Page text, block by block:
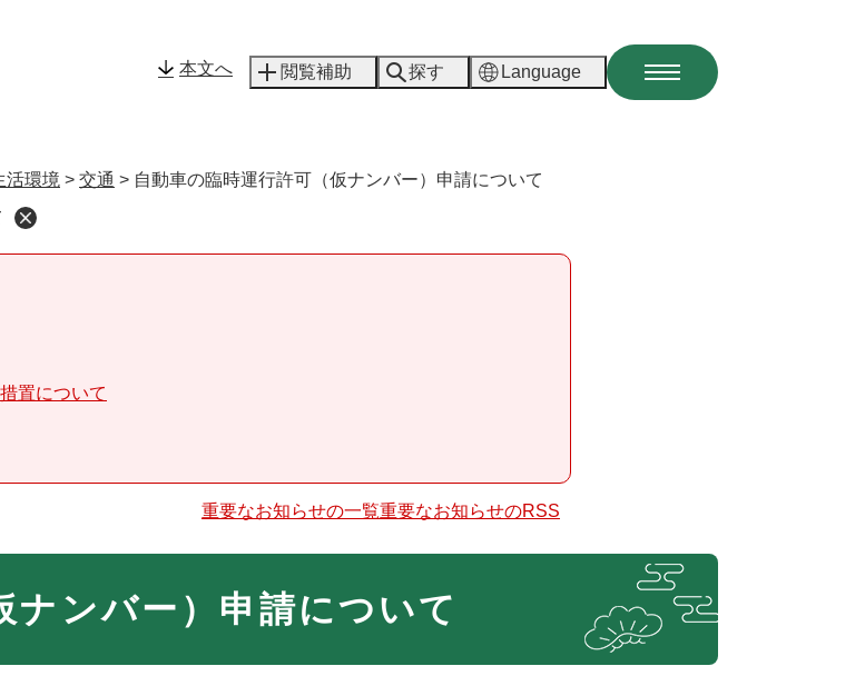
本文へ 閲覧補助 探す Language
活環境 > 交通 > 自動車の臨時運行許可（仮ナンバー）申請について
置について
重要なお知らせの一覧重要なお知らせのRSS
ナンバー）申請について